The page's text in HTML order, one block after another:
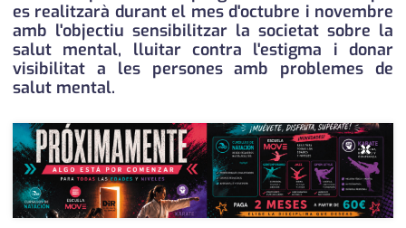
societat
successos
editorial
es realitzarà durant el mes d'octubre i novembre
amb l'objectiu sensibilitzar la societat sobre la
salut mental, lluitar contra l'estigma i donar
visibilitat a les persones amb problemes de
salut mental.
×